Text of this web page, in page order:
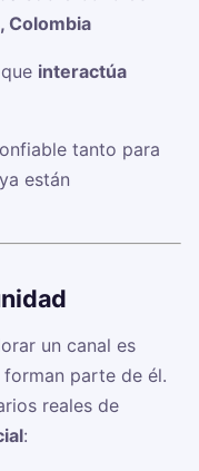
Colombia
interactúa
tanto para
están
un canal es
parte de él.
reales de
: